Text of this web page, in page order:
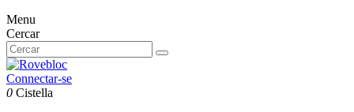
Menu
Cercar
Connectar-se
0 Cistella